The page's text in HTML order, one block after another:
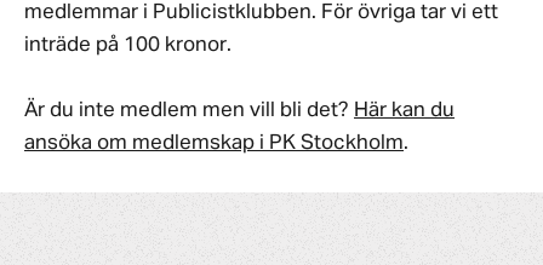
medlemmar i Publicistklubben. För övriga tar vi ett
inträde på 100 kronor.
Är du inte medlem men vill bli det? Här kan du
ansöka om medlemskap i PK Stockholm.